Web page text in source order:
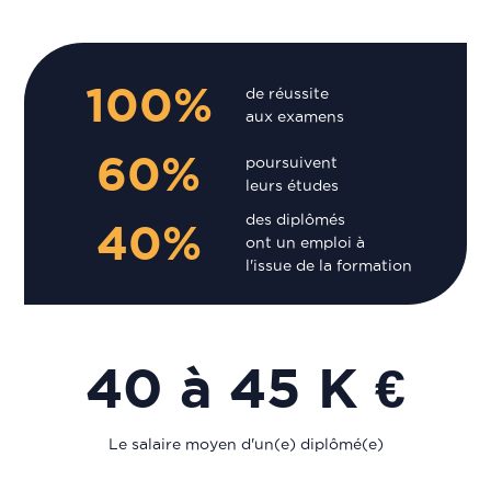
100%
de réussite
aux examens
60%
poursuivent
leurs études
40%
des diplômés
ont un emploi à
l'issue de la formation
40 à 45 K €
Le salaire moyen d'un(e) diplômé(e)